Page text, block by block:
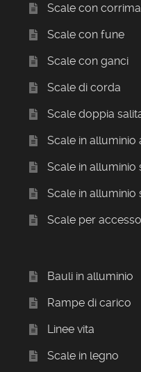
Scale con
Scale con fune
Scale con ganci
Scale di corda
Scale doppia
Scale in
Scale in alluminio
Scale in alluminio
Scale per
Bauli in alluminio
Rampe di carico
Linee vita
Scale in legno